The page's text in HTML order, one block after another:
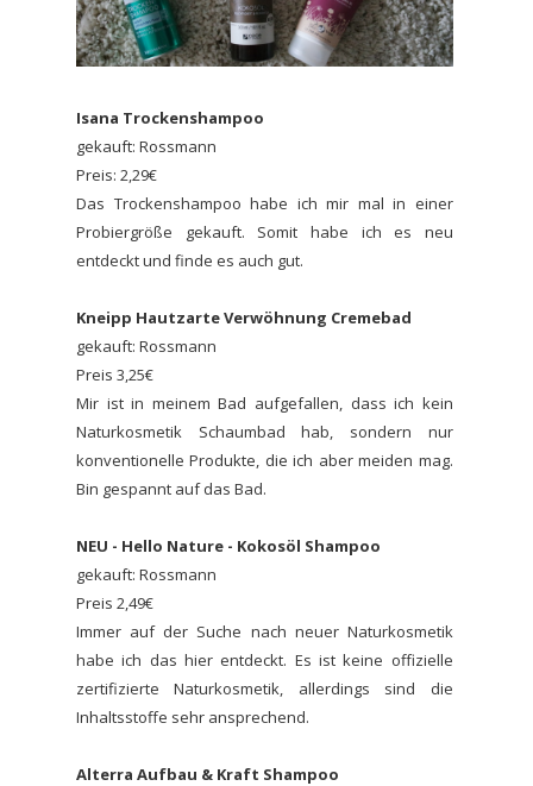
Isana Trockenshampoo
gekauft: Rossmann
Preis: 2,29€
Das Trockenshampoo habe ich mir mal in einer
Probiergröße gekauft. Somit habe ich es neu
entdeckt und finde es auch gut.
Kneipp Hautzarte Verwöhnung Cremebad
gekauft: Rossmann
Preis 3,25€
Mir ist in meinem Bad aufgefallen, dass ich kein
Naturkosmetik Schaumbad hab, sondern nur
konventionelle Produkte, die ich aber meiden mag.
Bin gespannt auf das Bad.
NEU - Hello Nature - Kokosöl Shampoo
gekauft: Rossmann
Preis 2,49€
Immer auf der Suche nach neuer Naturkosmetik
habe ich das hier entdeckt. Es ist keine offizielle
zertifizierte Naturkosmetik, allerdings sind die
Inhaltsstoffe sehr ansprechend.
Alterra Aufbau & Kraft Shampoo